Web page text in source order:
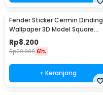
Fender Sticker Cermin Dinding
Wallpaper 3D Model Square
Mirror 9 PCS - Q353
Rp8.200
Rp20.900 61%
+ Keranjang